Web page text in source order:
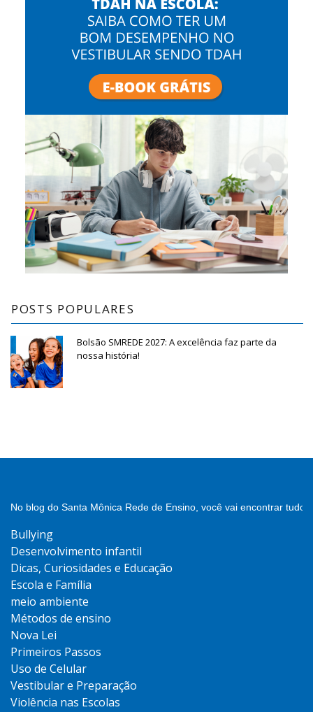
POSTS POPULARES
Bolsão SMREDE 2027: A excelência faz parte da
nossa história!
No blog do Santa Mônica Rede de Ensino, você vai encontrar
Bullying
Desenvolvimento infantil
Dicas, Curiosidades e Educação
Escola e Família
meio ambiente
Métodos de ensino
Nova Lei
Primeiros Passos
Uso de Celular
Vestibular e Preparação
Violência nas Escolas